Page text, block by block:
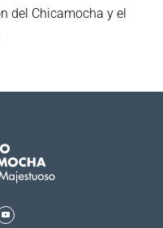
del Chicamocha y el